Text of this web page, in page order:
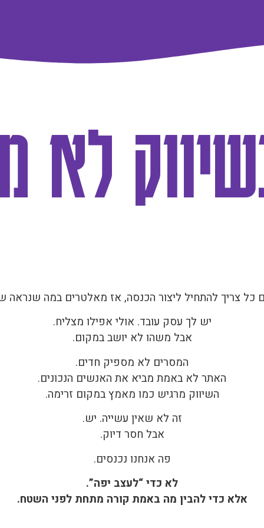
לא
כל צריך להתחיל ליצור הכנסה, אז מאלטרים במה שנראה
יש לך עסק עובד. אולי אפילו מצליח.
אבל משהו לא יושב במקום.
המסרים לא מספיק חדים.
האתר לא באמת מביא את האנשים הנכונים.
השיווק מרגיש כמו מאמץ במקום זרימה.
זה לא שאין עשייה. יש.
אבל חסר דיוק.
פה אנחנו נכנסים.
לא כדי “לעצב יפה”.
אלא כדי להבין מה באמת קורה מתחת לפני השטח.